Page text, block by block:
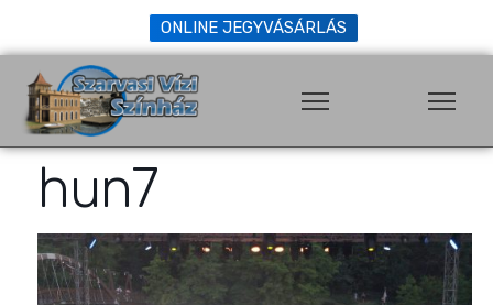
ONLINE JEGYVÁSÁRLÁS
hun7